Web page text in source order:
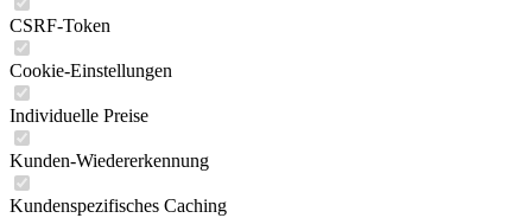
CSRF-Token
Cookie-Einstellungen
Individuelle Preise
Kunden-Wiedererkennung
Kundenspezifisches Caching